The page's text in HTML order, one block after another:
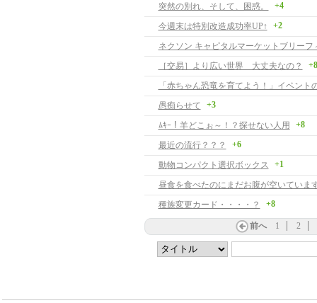
突然の別れ、そして、困惑。 +4
今週末は特別改造成功率UP↑ +2
［交易］より広い世界 大丈夫なの？ +8
「赤ちゃん恐竜を育てよう！」イベント
愚痴らせて
+3
ﾑｷｰ！羊どこぉ～！？探せない人用 +8
最近の流行？？？ +6
動物コンパクト選択ボックス +1
昼食を食べたのにまだお腹が空いていま
種族変更カード・・・・？
+8
前へ 1 2